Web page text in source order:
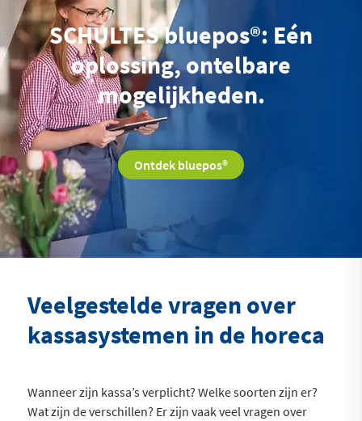
SCHULTES bluepos®: Eén
oplossing, ontelbare
mogelijkheden.
Ontdek bluepos®
Veelgestelde vragen over
kassasystemen in de horeca
Wanneer zijn kassa’s verplicht? Welke soorten zijn er?
Wat zijn de verschillen? Er zijn vaak veel vragen over